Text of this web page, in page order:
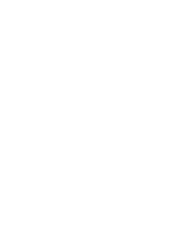
в Орле Апальков Вячеслав